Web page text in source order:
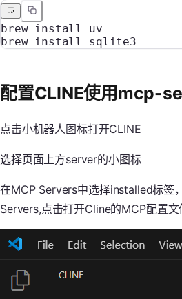
brew install uv
brew install sqlite3
配置CLINE使用mcp-
点击小机器人图标打开CLINE
选择页面上方server的小图标
在MCP Servers中选择installed标签
Servers,点击打开Cline的MCP配置文